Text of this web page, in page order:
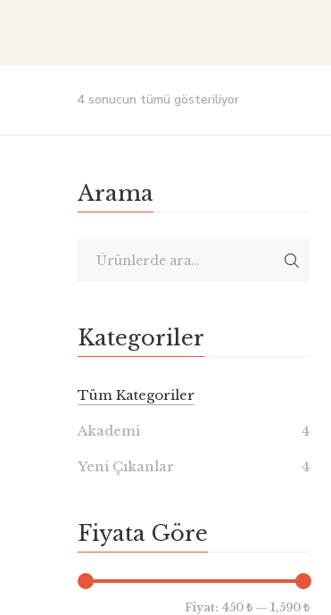
4 sonucun tümü gösteriliyor
Arama
Kategoriler
Tüm Kategoriler
Akademi 4
Yeni Çıkanlar 4
Fiyata Göre
Fiyat: 450 ₺ — 1,590 ₺